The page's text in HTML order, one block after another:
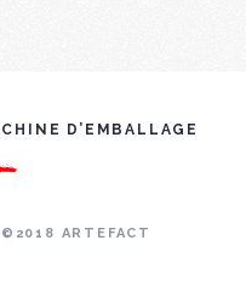
D’EMBALLAGE
©2018 ARTEFACT